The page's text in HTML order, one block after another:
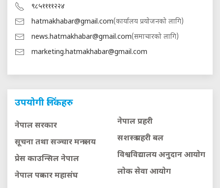
९८५११११२२४
hatmakhabar@gmail.com(कार्यालय प्रयोजनको लागि)
news.hatmakhabar@gmail.com(समाचारको लागि)
marketing.hatmakhabar@gmail.com
उपयोगी लिंकहरु
नेपाल सरकार
सूचना तथा सञ्चार मन्त्रालय
प्रेस काउन्सिल नेपाल
नेपाल पत्रकार महासंघ
नेपाल प्रहरी
सशस्त्र प्रहरी बल
विश्वविद्यालय अनुदान आयाेग
लाेक सेवा आयाेग